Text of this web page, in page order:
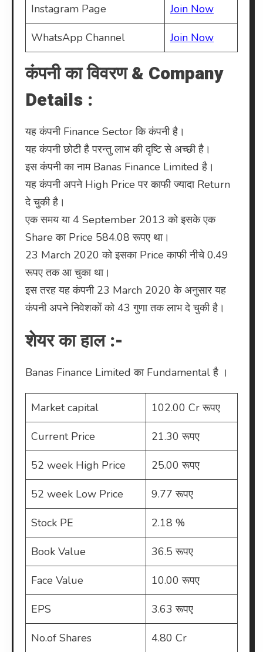
Instagram Page Join Now
WhatsApp Channel Join Now
कंपनी का विवरण & Company
Details :
यह कंपनी Finance Sector कि कंपनी है।
यह कंपनी छोटी है परन्तु लाभ की दृष्टि से अच्छी है।
इस कंपनी का नाम Banas Finance Limited है।
यह कंपनी अपने High Price पर काफी ज्यादा Return
दे चुकी है।
एक समय या 4 September 2013 को इसके एक
Share का Price 584.08 रूपए था।
23 March 2020 को इसका Price काफी नीचे 0.49
रूपए तक आ चुका था।
इस तरह यह कंपनी 23 March 2020 के अनुसार यह
कंपनी अपने निवेशकों को 43 गुणा तक लाभ दे चुकी है।
शेयर का हाल :-
Banas Finance Limited का Fundamental है ।
Market capital 102.00 Cr रूपए
Current Price 21.30 रूपए
52 week High Price 25.00 रूपए
52 week Low Price 9.77 रूपए
Stock PE 2.18 %
Book Value 36.5 रूपए
Face Value 10.00 रूपए
EPS 3.63 रूपए
No.of Shares 4.80 Cr